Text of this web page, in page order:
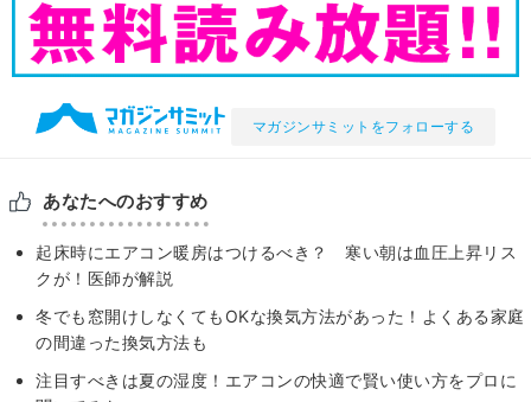
マガジンサミットをフォローする
あなたへのおすすめ
起床時にエアコン暖房はつけるべき？ 寒い朝は血圧上昇リス
クが！医師が解説
冬でも窓開けしなくてもOKな換気方法があった！よくある家庭
の間違った換気方法も
注目すべきは夏の湿度！エアコンの快適で賢い使い方をプロに